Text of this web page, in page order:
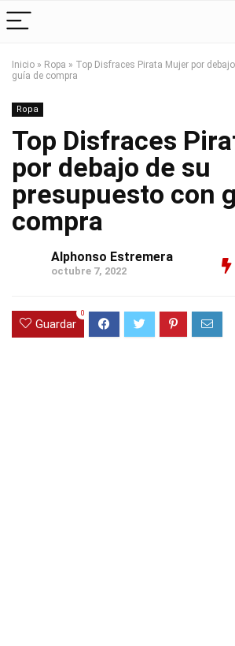
Inicio » Ropa » Top Disfraces Pirata Mujer por
guía de compra
Ropa
Top Disfraces
por debajo de su
presupuesto con
compra
Alphonso Estremera
octubre 7, 2022
Guardar
0